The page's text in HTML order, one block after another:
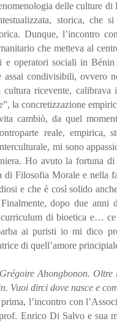
delle culture di
storica, che
Dunque, l’incontro
che metteva al
e operatori sociali in
condivisibili, ovvero
cultura ricevente,
la concretizzazione
cambiò, da quel
reale, empirica,
mi sono
Ho avuto la fortuna
di Filosofia Morale e nella
e che è così solido
dopo due
di bioetica e…
ai puristi io mi dico
di quell’amore
Ahongbonon.
Vuoi dirci dove nasce e
l’incontro con
Enrico Di Salvo e sua